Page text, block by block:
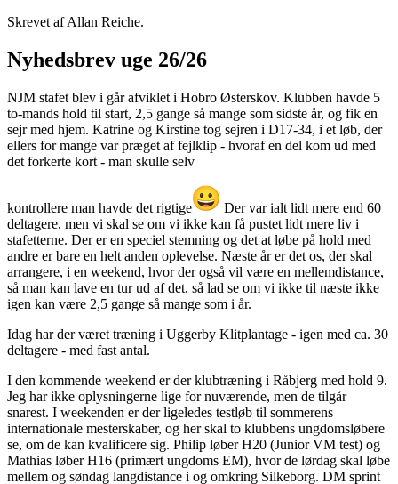
Skrevet af Allan Reiche.
Nyhedsbrev uge 26/26
NJM stafet blev i går afviklet i Hobro Østerskov. Klubben havde 5
to-mands hold til start, 2,5 gange så mange som sidste år, og fik en
sejr med hjem. Katrine og Kirstine tog sejren i D17-34, i et løb, der
ellers for mange var præget af fejlklip - hvoraf en del kom ud med
det forkerte kort - man skulle selv
kontrollere man havde det rigtige
Der var ialt lidt mere end 60
deltagere, men vi skal se om vi ikke kan få pustet lidt mere liv i
stafetterne. Der er en speciel stemning og det at løbe på hold med
andre er bare en helt anden oplevelse. Næste år er det os, der skal
arrangere, i en weekend, hvor der også vil være en mellemdistance,
så man kan lave en tur ud af det, så lad se om vi ikke til næste ikke
igen kan være 2,5 gange så mange som i år.
Idag har der været træning i Uggerby Klitplantage - igen med ca. 30
deltagere - med fast antal.
I den kommende weekend er der klubtræning i Råbjerg med hold 9.
Jeg har ikke oplysningerne lige for nuværende, men de tilgår
snarest. I weekenden er der ligeledes testløb til sommerens
internationale mesterskaber, og her skal to klubbens ungdomsløbere
se, om de kan kvalificere sig. Philip løber H20 (Junior VM test) og
Mathias løber H16 (primært ungdoms EM), hvor de lørdag skal løbe
mellem og søndag langdistance i og omkring Silkeborg. DM sprint